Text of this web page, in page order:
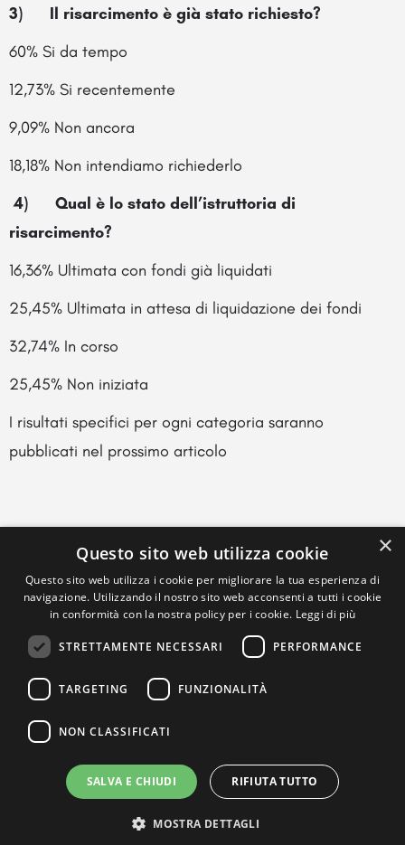
3) Il risarcimento è già stato richiesto?
60% Si da tempo
12,73% Si recentemente
9,09% Non ancora
18,18% Non intendiamo richiederlo
4) Qual è lo stato dell’istruttoria di
risarcimento?
16,36% Ultimata con fondi già liquidati
25,45% Ultimata in attesa di liquidazione dei fondi
32,74% In corso
25,45% Non iniziata
I risultati specifici per ogni categoria saranno
pubblicati nel prossimo articolo
×
Questo sito web utilizza cookie
Questo sito web utilizza i cookie per migliorare la tua esperienza di
navigazione. Utilizzando il nostro sito web acconsenti a tutti i cookie
in conformità con la nostra policy per i cookie. Leggi di più
STRETTAMENTE NECESSARI PERFORMANCE
TARGETING FUNZIONALITÀ
NON CLASSIFICATI
SALVA E CHIUDI RIFIUTA TUTTO
MOSTRA DETTAGLI